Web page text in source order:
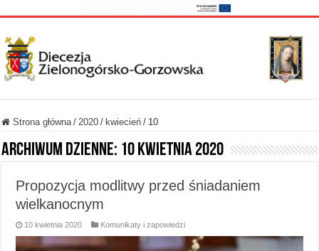
Strona główna / 2020 / kwiecień / 10
Archiwum dzienne: 10 kwietnia 2020
Propozycja modlitwy przed śniadaniem
wielkanocnym
10 kwietnia 2020 Komunikaty i zapowiedzi